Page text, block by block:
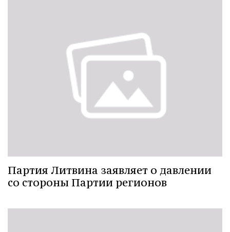
Партия Литвина заявляет о давлении
со стороны Партии регионов